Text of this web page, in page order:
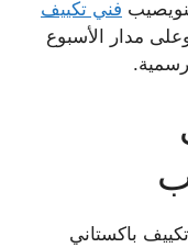
فني تكييف
ساعة وعلى مدار الأسبوع
باكستاني